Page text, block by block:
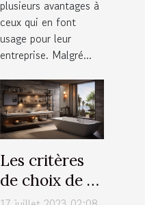
plusieurs avantages à
ceux qui en font
usage pour leur
entreprise. Malgré...
Les critères
de choix de sa
baignoire de